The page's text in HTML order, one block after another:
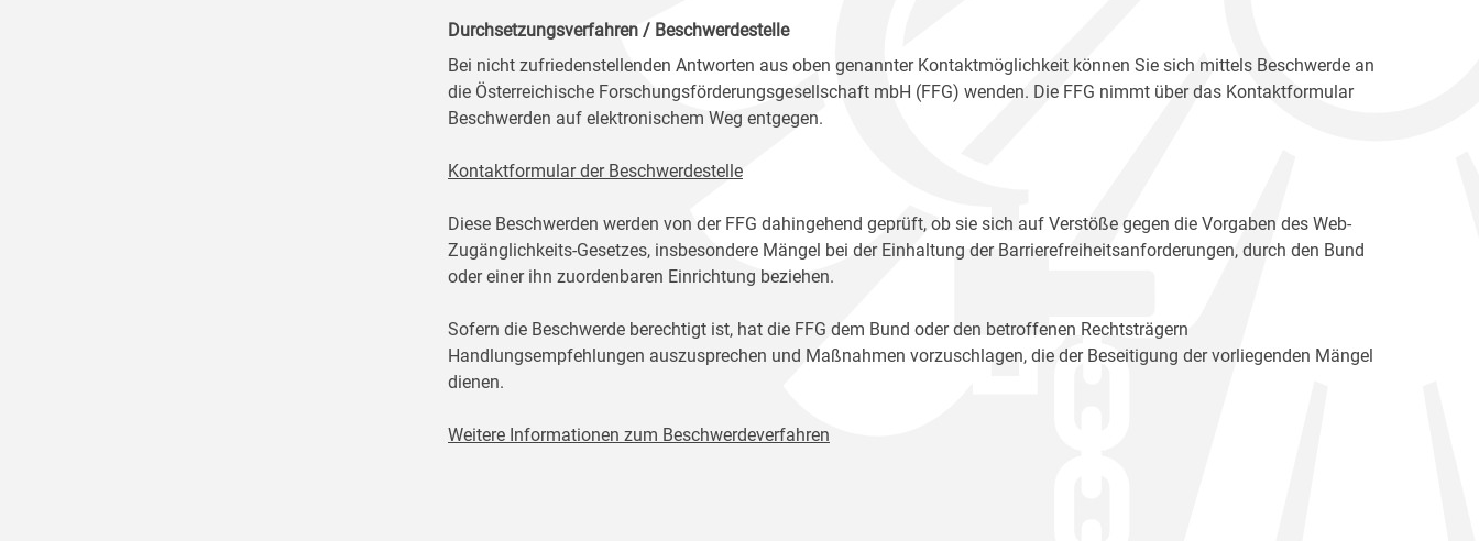
Durchsetzungsverfahren / Beschwerdestelle
Bei nicht zufriedenstellenden Antworten aus oben genannter Kontaktmöglichkeit können Sie sich mittels Beschwerde an
die Österreichische Forschungsförderungsgesellschaft mbH (FFG) wenden. Die FFG nimmt über das Kontaktformular
Beschwerden auf elektronischem Weg entgegen.
Kontaktformular der Beschwerdestelle
Diese Beschwerden werden von der FFG dahingehend geprüft, ob sie sich auf Verstöße gegen die Vorgaben des Web-
Zugänglichkeits-Gesetzes, insbesondere Mängel bei der Einhaltung der Barrierefreiheitsanforderungen, durch den Bund
oder einer ihn zuordenbaren Einrichtung beziehen.
Sofern die Beschwerde berechtigt ist, hat die FFG dem Bund oder den betroffenen Rechtsträgern
Handlungsempfehlungen auszusprechen und Maßnahmen vorzuschlagen, die der Beseitigung der vorliegenden Mängel
dienen.
Weitere Informationen zum Beschwerdeverfahren